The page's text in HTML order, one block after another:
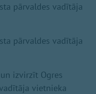
pārvaldes vadītāja
pārvaldes vadītāja
izvirzīt Ogres
vietnieka